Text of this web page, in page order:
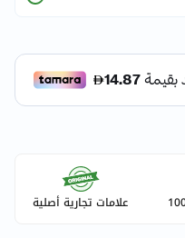
علامات تجارية أصلية